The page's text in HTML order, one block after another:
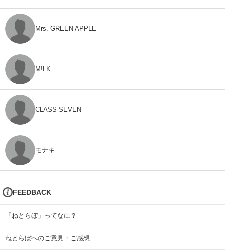
Mrs. GREEN APPLE
M!LK
CLASS SEVEN
モナキ
FEEDBACK
「ねとらぼ」ってなに？
ねとらぼへのご意見・ご感想